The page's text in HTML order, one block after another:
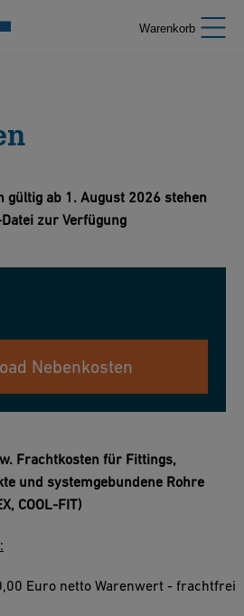
Warenkorb
gültig ab 1. August 2026 stehen
zur Verfügung
Nebenkosten
Frachtkosten für Fittings,
und systemgebundene Rohre
COOL-FIT)
netto Warenwert - frachtfrei